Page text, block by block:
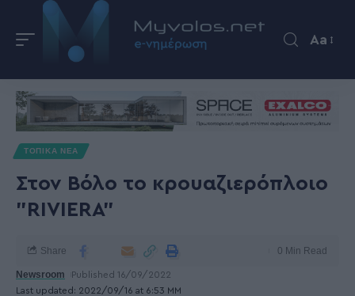
Aa
ΤΟΠΙΚΑ ΝΕΑ
Στον Βόλο το κρουαζιερόπλοιο
"RIVIERA"
Last updated: 2022/09/16 at 6:53 ΜΜ
Newsroom Published 16/09/2022
Share 0 Min Read